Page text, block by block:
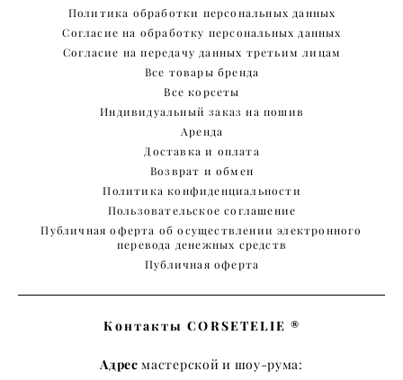
Политика обработки персональных данных
Согласие на обработку персональных данных
Согласие на передачу данных третьим лицам
Все товары бренда
Все корсеты
Индивидуальный заказ на пошив
Аренда
Доставка и оплата
Возврат и обмен
Политика конфиденциальности
Пользовательское соглашение
Публичная оферта об осуществлении электронного
перевода денежных средств
Публичная оферта
Контакты CORSETELIE ®
Адресмастерской и шоу-рума: